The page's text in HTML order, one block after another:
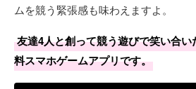
ムを競う緊張感も味わえますよ。
友達4人と創って競う遊びで笑い合
料スマホゲームアプリです。